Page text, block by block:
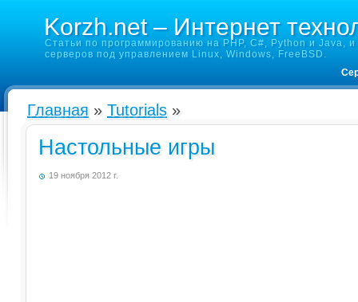
Korzh.net – Интернет
Статьи по программированию на PHP, C#, Python и Java,
серверов под управлением Linux, Windows, FreeBSD.
Главная » Tutorials »
Настольные игры
19 ноября 2012 г.